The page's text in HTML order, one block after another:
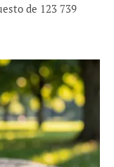
de 123 739